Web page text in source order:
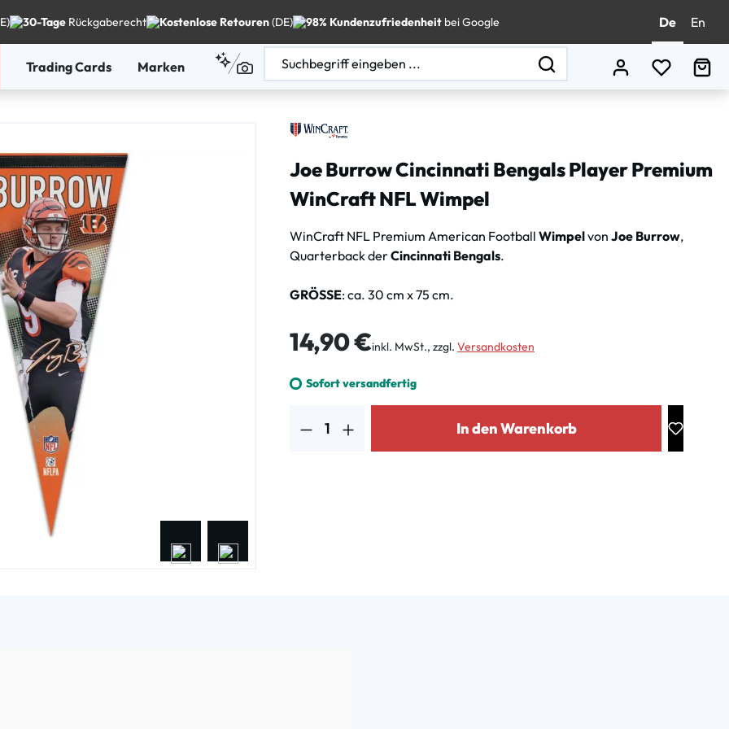
30-Tage Rückgaberecht Kostenlose Retouren(DE) 98% Kundenzufriedenheit bei Google De En
Du hast
Trading Cards Marken
Joe Burrow Cincinnati Bengals Player Premium
WinCraft NFL Wimpel
WinCraft NFL Premium American Football Wimpelvon Joe Burrow,
Quarterback derCincinnati Bengals.
GRÖSSE: ca. 30 cm x 75 cm.
Regulärer Preis:
14,90 €inkl. MwSt., zzgl. Versandkosten
Sofort versandfertig
In den Warenkorb